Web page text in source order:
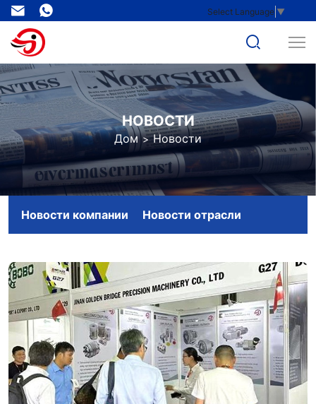
Select Language ▼
Новости
о
Золотом
мосте
в
Шаньдуне
НОВОСТИ
Дом Новости
Новости компании Новости отрасли